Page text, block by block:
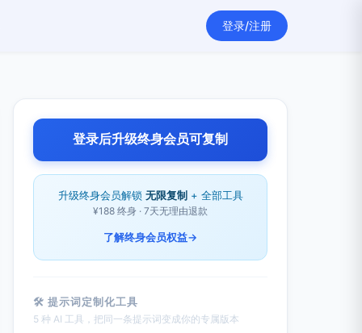
登录/注册
登录后升级终身会员可复制
升级终身会员解锁 无限复制 + 全部工具
¥188 终身 · 7天无理由退款
了解终身会员权益→
🛠 提示词定制化工具
5 种 AI 工具，把同一条提示词变成你的专属版本